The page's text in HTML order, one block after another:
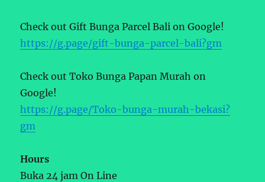
Check out Gift Bunga Parcel Bali on Google!
https://g.page/gift-bunga-parcel-bali?gm
Check out Toko Bunga Papan Murah on
Google!
https://g.page/Toko-bunga-murah-bekasi?
gm
Hours
Buka 24 jam On Line